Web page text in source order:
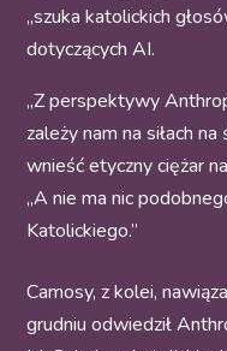
„szuka katolickich
dotyczących AI.
„Z perspektywy
zależy nam na siłach
wnieść etyczny ciężar
„A nie ma nic
Katolickiego.”
Camosy, z kolei,
grudniu odwiedził